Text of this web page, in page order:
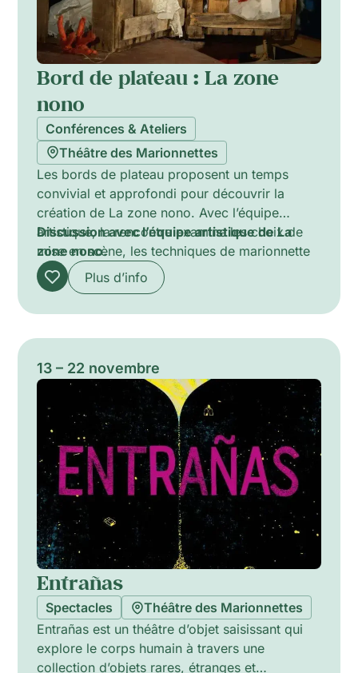
Bord de plateau : La zone
nono
Conférences & Ateliers
Théâtre des Marionnettes
Les bords de plateau proposent un temps
convivial et approfondi pour découvrir la
création de La zone nono. Avec l’équipe
artistique, la rencontre examine les choix de
mise en scène, les techniques de marionnette
et les enjeux techniques propres à cet art. Le
public est invité à comprendre les décisions
Discussion avec l’équipe artistique de La
zone nono.
Plus d’info
13 – 22 novembre
Entrañas
Spectacles
Théâtre des Marionnettes
Entrañas est un théâtre d’objet saisissant qui
explore le corps humain à travers une
collection d’objets rares, étranges et